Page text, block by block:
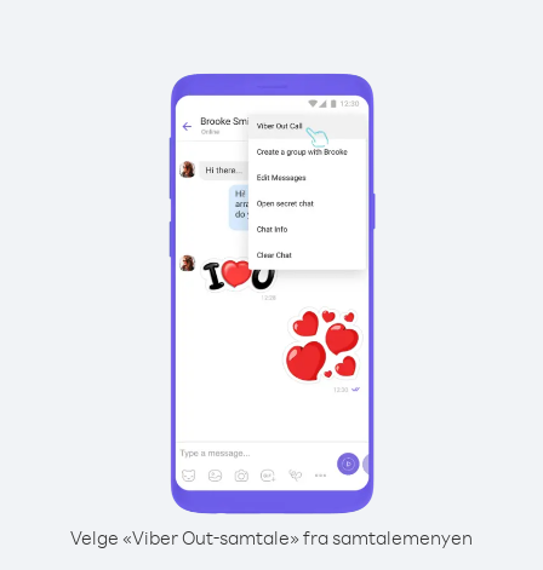
Velge «Viber Out-samtale» fra samtalemenyen